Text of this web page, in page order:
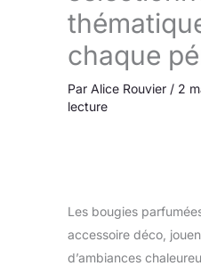
chaque
Par Alice Rouvier / 2
lecture
Les bougies
accessoire déco,
d’ambiances